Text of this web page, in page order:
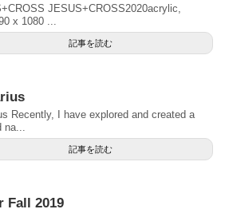
JESUS+CROSS2020acrylic,
x 1080 ...
記事を読む
Recently, I have explored and created a
記事を読む
Fall 2019